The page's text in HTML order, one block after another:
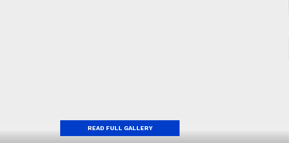
READ FULL GALLERY